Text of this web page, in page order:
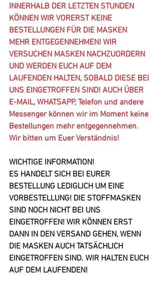
INNERHALB DER LETZTEN STUNDEN
KÖNNEN WIR VORERST KEINE
BESTELLUNGEN FÜR DIE MASKEN
MEHR ENTGEGENNEHMEN! WIR
VERSUCHEN MASKEN NACHZUORDERN
UND WERDEN EUCH AUF DEM
LAUFENDEN HALTEN, SOBALD DIESE BEI
UNS EINGETROFFEN SIND! AUCH ÜBER
E-MAIL, WHATSAPP, Telefon und andere
Messenger können wir im Moment keine
Bestellungen mehr entgegennehmen.
Wir bitten um Euer Verständnis!
WICHTIGE INFORMATION!
ES HANDELT SICH BEI EURER
BESTELLUNG LEDIGLICH UM EINE
VORBESTELLUNG! DIE STOFFMASKEN
SIND NOCH NICHT BEI UNS
EINGETROFFEN! WIR KÖNNEN ERST
DANN IN DEN VERSAND GEHEN, WENN
DIE MASKEN AUCH TATSÄCHLICH
EINGETROFFEN SIND. WIR HALTEN EUCH
AUF DEM LAUFENDEN!